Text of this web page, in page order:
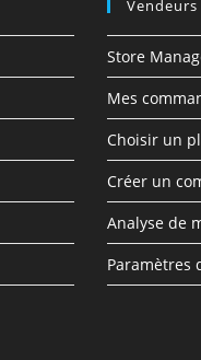
Store
Mes
Choisir un
Créer un
Analyse de
Paramètres